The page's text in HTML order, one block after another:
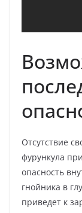
Отсутствие
фурункула
опасность
гнойника в
приведет к